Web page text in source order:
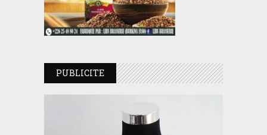
PUBLICITE